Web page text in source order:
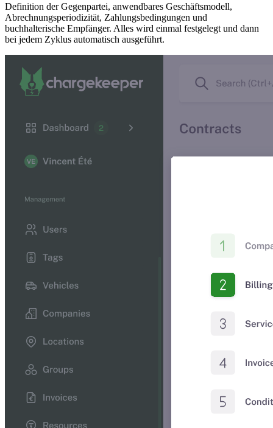
Definition der Gegenpartei, anwendbares Geschäftsmodell,
Abrechnungsperiodizität, Zahlungsbedingungen und
buchhalterische Empfänger. Alles wird einmal festgelegt und dann
bei jedem Zyklus automatisch ausgeführt.